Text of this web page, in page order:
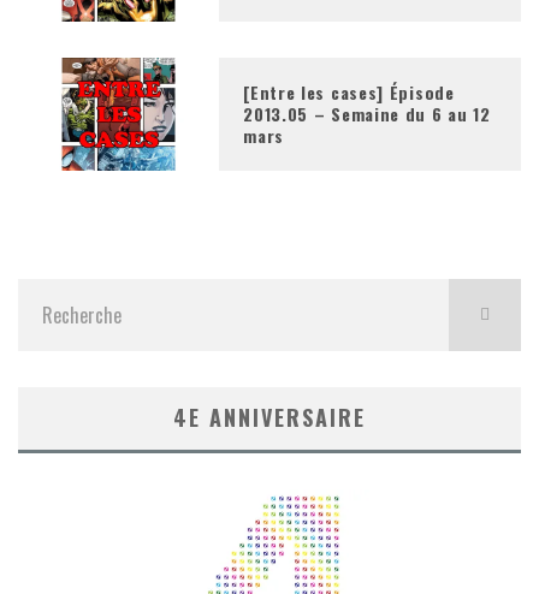
[Entre les cases] Épisode
2013.05 – Semaine du 6 au 12
mars
4E ANNIVERSAIRE